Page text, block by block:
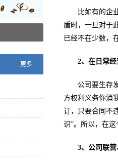
更多+
比如有的企
盾时，一旦对于
已经不在少数，
2、在日常
公司要生存
方权利义务你消
订，只要合同不
识”。所以，在
3、公司联